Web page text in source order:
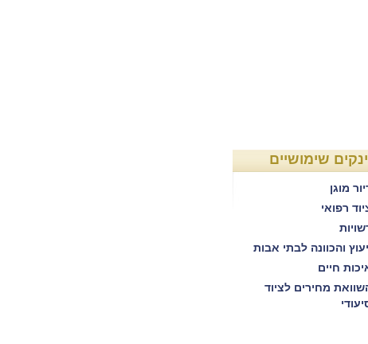
שימושיים
מוגן
רפואי
והכוונה לבתי אבות
חיים
מחירים לציוד